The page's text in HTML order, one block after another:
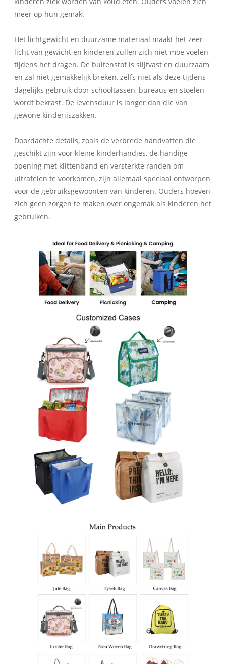
meer op hun gemak.
Het lichtgewicht en duurzame materiaal maakt het zeer
licht van gewicht en kinderen zullen zich niet moe voelen
tijdens het dragen. De buitenstof is slijtvast en duurzaam
en zal niet gemakkelijk breken, zelfs niet als deze tijdens
dagelijks gebruik door schooltassen, bureaus en stoelen
wordt bekrast. De levensduur is langer dan die van
gewone kinderijszakken.
Doordachte details, zoals de verbrede handvatten die
geschikt zijn voor kleine kinderhandjes, de handige
opening met klittenband en versterkte randen om
uitrafelen te voorkomen, zijn allemaal speciaal ontworpen
voor de gebruiksgewoonten van kinderen. Ouders hoeven
zich geen zorgen te maken over ongemak als kinderen het
gebruiken.